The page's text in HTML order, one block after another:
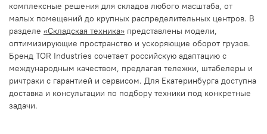
комплексные решения для складов любого масштаба, от
малых помещений до крупных распределительных центров. В
разделе «Складская техника» представлены модели,
оптимизирующие пространство и ускоряющие оборот грузов.
Бренд TOR Industries сочетает российскую адаптацию с
международным качеством, предлагая тележки, штабелеры и
ричтраки с гарантией и сервисом. Для Екатеринбурга доступна
доставка и консультации по подбору техники под конкретные
задачи.